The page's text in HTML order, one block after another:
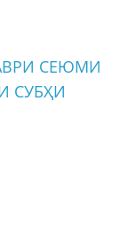
СЕЮМИ
СУБҲИ